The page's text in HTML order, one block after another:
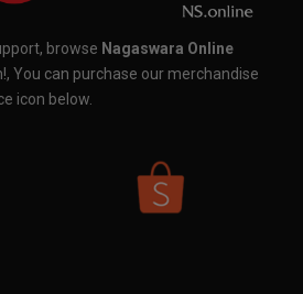
browse Nagaswara Online
You can purchase our merchandise
icon below.